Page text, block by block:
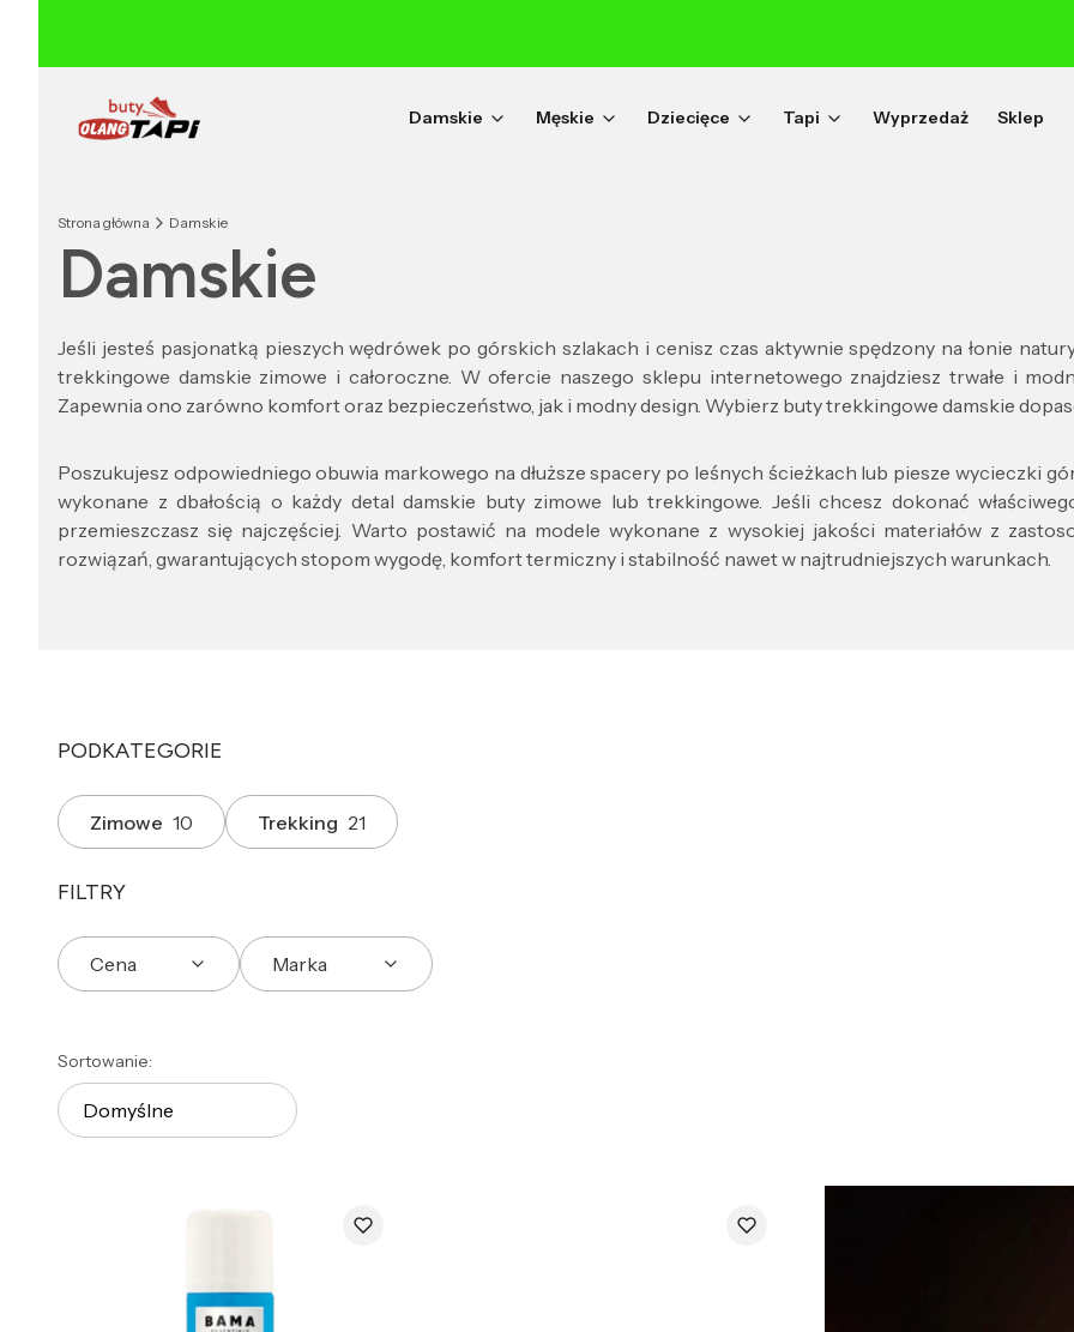
Damskie Męskie Dziecięce Tapi Wyprzedaż Sklep
Strona główna Damskie
Damskie
Jeśli jesteś pasjonatką pieszych wędrówek po górskich szlakach i cenisz czas aktywnie spędzony na łonie
trekkingowe damskie zimowe i całoroczne. W ofercie naszego sklepu internetowego znajdziesz trwałe i
Zapewnia ono zarówno komfort oraz bezpieczeństwo, jak i modny design. Wybierz buty trekkingowe damskie
Poszukujesz odpowiedniego obuwia markowego na dłuższe spacery po leśnych ścieżkach lub piesze wycieczki
wykonane z dbałością o każdy detal damskie buty zimowe lub trekkingowe. Jeśli chcesz dokonać
przemieszczasz się najczęściej. Warto postawić na modele wykonane z wysokiej jakości materiałów z
rozwiązań, gwarantujących stopom wygodę, komfort termiczny i stabilność nawet w najtrudniejszych warunkach.
PODKATEGORIE
Zimowe 10 Trekking 21
FILTRY
Cena Marka
Lista produktów
Sortowanie:
Domyślne